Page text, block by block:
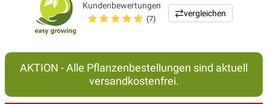
Kundenbewertungen
(7)
vergleichen
AKTION - Alle Pflanzenbestellungen sind aktuell
versandkostenfrei.